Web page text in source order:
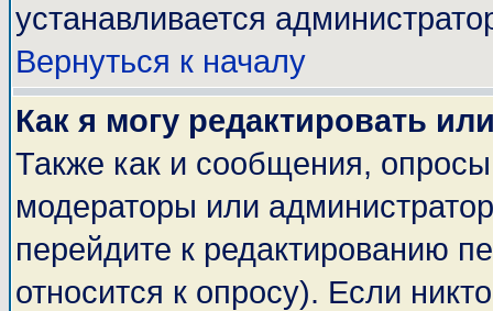
устанавливается
Вернуться к началу
Как я могу редактировать
Также как и сообщения, опросы
модераторы или
перейдите к редактированию
относится к опросу). Если